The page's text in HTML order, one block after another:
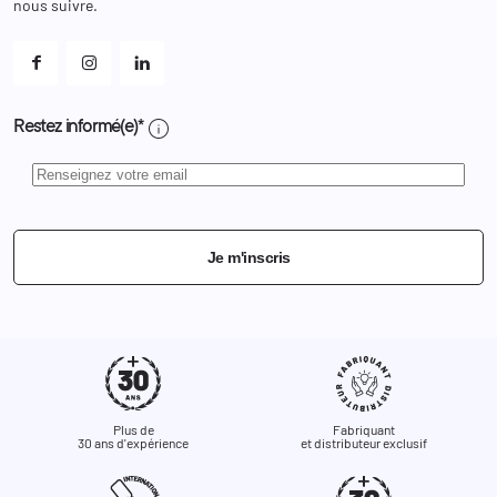
Et les cookies ?
nous suivre.
Restez informé(e)* info
Je m'inscris
Plus de
30 ans d'expérience
Fabriquant
et distributeur exclusif